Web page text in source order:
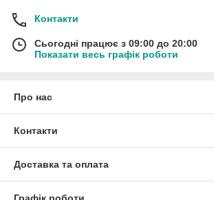
Контакти
Сьогодні працює з 09:00 до 20:00
Показати весь графік роботи
Про нас
Контакти
Доставка та оплата